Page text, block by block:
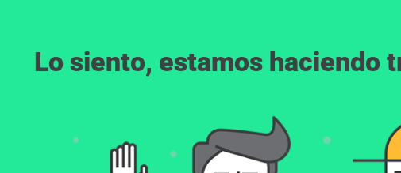
Lo siento, estamos haciendo